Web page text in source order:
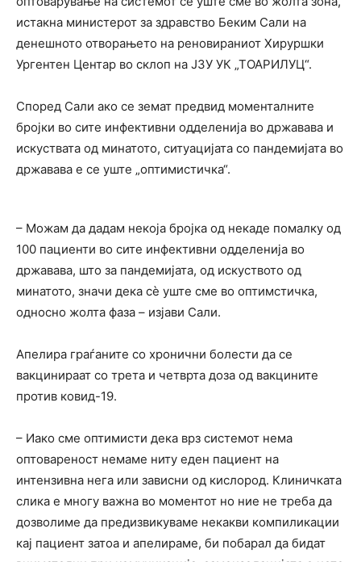
истакна министерот за здравство Беким Сали на
денешното отворањето на реновираниот Хируршки
Ургентен Центар во склоп на ЈЗУ УК „ТОАРИЛУЦ“.
Според Сали ако се земат предвид моменталните
бројки во сите инфективни одделенија во државава и
искуствата од минатото, ситуацијата со пандемијата во
државава е се уште „оптимистичка“.
– Можам да дадам некоја бројка од некаде помалку од
100 пациенти во сите инфективни одделенија во
државава, што за пандемијата, од искуството од
минатото, значи дека сѐ уште сме во оптимстичка,
односно жолта фаза – изјави Сали.
Апелира граѓаните со хронични болести да се
вакцинираат со трета и четврта доза од вакцините
против ковид-19.
– Иако сме оптимисти дека врз системот нема
оптовареност немаме ниту еден пациент на
интензивна нега или зависни од кислород. Клиничката
слика е многу важна во моментот но ние не треба да
дозволиме да предизвикуваме некакви компиликации
кај пациент затоа и апелираме, би побарал да бидат